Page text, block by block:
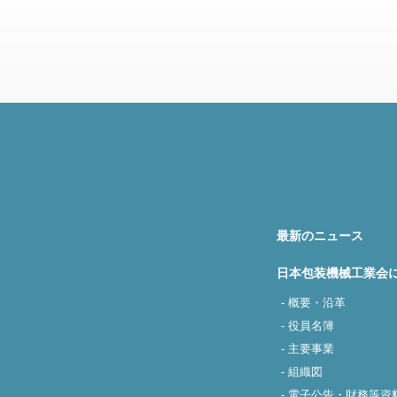
最新のニュース
日本包装機械工業会
- 概要・沿革
- 役員名簿
- 主要事業
- 組織図